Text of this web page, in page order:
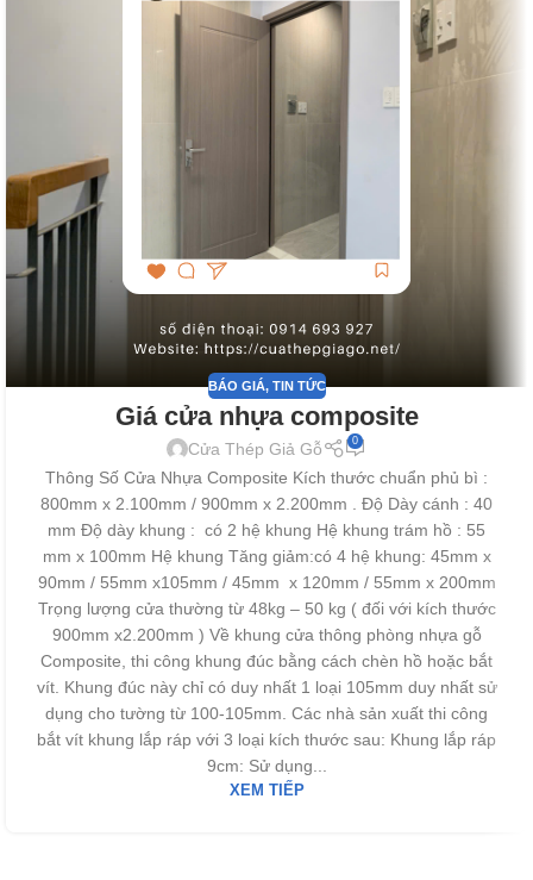
BÁO GIÁ, TIN TỨC
Giá cửa nhựa composite
Cửa Thép Giả Gỗ 0
Thông Số Cửa Nhựa Composite Kích thước chuẩn phủ bì :
800mm x 2.100mm / 900mm x 2.200mm . Độ Dày cánh : 40
mm Độ dày khung : có 2 hệ khung Hệ khung trám hồ : 55
mm x 100mm Hệ khung Tăng giảm:có 4 hệ khung: 45mm x
90mm / 55mm x105mm / 45mm x 120mm / 55mm x 200mm
Trọng lượng cửa thường từ 48kg – 50 kg ( đối với kích thước
900mm x2.200mm ) Về khung cửa thông phòng nhựa gỗ
Composite, thi công khung đúc bằng cách chèn hồ hoặc bắt
vít. Khung đúc này chỉ có duy nhất 1 loại 105mm duy nhất sử
dụng cho tường từ 100-105mm. Các nhà sản xuất thi công
bắt vít khung lắp ráp với 3 loại kích thước sau: Khung lắp ráp
9cm: Sử dụng...
XEM TIẾP